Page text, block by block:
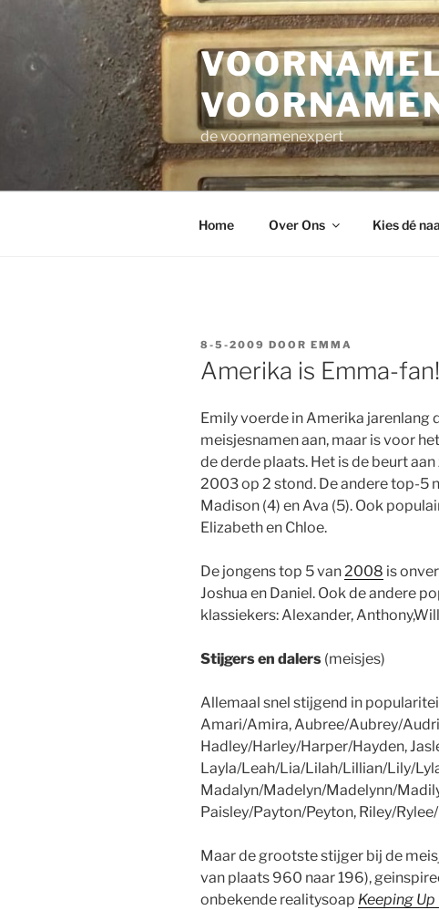
inhoud
de voornamenexpert
Home Over Ons Kies dé
GEPLAATST
OP
8-5-2009 DOOR EMMA
Amerika is Emma-fan!
Emily voerde in Amerika jarenlang
meisjesnamen aan, maar is voor
de derde plaats. Het is de beurt
2003 op 2 stond. De andere top-5
Madison (4) en Ava (5). Ook
Elizabeth en Chloe.
De jongens top 5 van2008 is
Joshua en Daniel. Ook de andere
klassiekers: Alexander,
Stijgers en dalers (meisjes)
Allemaal snel stijgend in
Amari/Amira, Aubree/Aubrey/
Hadley/Harley/Harper/Hayden,
Layla/Leah/Lia/Lilah/Lillian/Lily/
Madalyn/Madelyn/Madelynn/
Paisley/Payton/Peyton, Riley/
Maar de grootste stijger bij de
van plaats 960 naar 196),
onbekende realitysoap Keeping